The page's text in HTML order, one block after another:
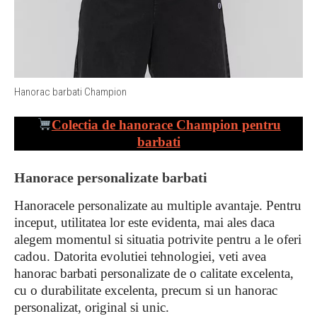
Hanorac barbati Champion
Colectia de hanorace Champion pentru
barbati
Hanorace personalizate barbati
Hanoracele personalizate au multiple avantaje. Pentru
inceput, utilitatea lor este evidenta, mai ales daca
alegem momentul si situatia potrivite pentru a le oferi
cadou. Datorita evolutiei tehnologiei, veti avea
hanorac barbati personalizate de o calitate excelenta,
cu o durabilitate excelenta, precum si un hanorac
personalizat, original si unic.